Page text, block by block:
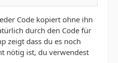
Code kopiert ohne ihn
durch den Code für
zeigt dass du es noch
nötig ist, du verwendest